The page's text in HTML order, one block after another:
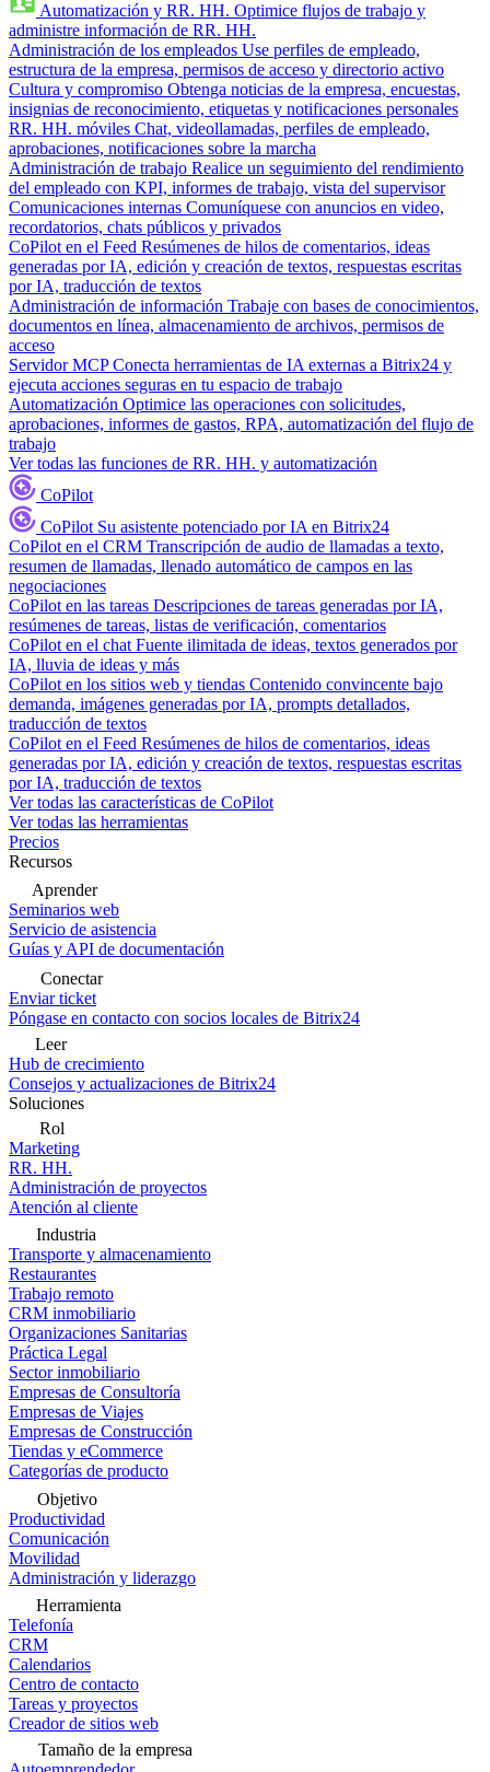
Automatización y RR. HH. Optimice flujos de trabajo y
administre información de RR. HH.
Administración de los empleados Use perfiles de empleado,
estructura de la empresa, permisos de acceso y directorio activo
Cultura y compromiso Obtenga noticias de la empresa, encuestas,
insignias de reconocimiento, etiquetas y notificaciones personales
RR. HH. móviles Chat, videollamadas, perfiles de empleado,
aprobaciones, notificaciones sobre la marcha
Administración de trabajo Realice un seguimiento del rendimiento
del empleado con KPI, informes de trabajo, vista del supervisor
Comunicaciones internas Comuníquese con anuncios en video,
recordatorios, chats públicos y privados
CoPilot en el Feed Resúmenes de hilos de comentarios, ideas
generadas por IA, edición y creación de textos, respuestas escritas
por IA, traducción de textos
Administración de información Trabaje con bases de conocimientos,
documentos en línea, almacenamiento de archivos, permisos de
acceso
Servidor MCP Conecta herramientas de IA externas a Bitrix24 y
ejecuta acciones seguras en tu espacio de trabajo
Automatización Optimice las operaciones con solicitudes,
aprobaciones, informes de gastos, RPA, automatización del flujo de
trabajo
Ver todas las funciones de RR. HH. y automatización
CoPilot
CoPilot Su asistente potenciado por IA en Bitrix24
CoPilot en el CRM Transcripción de audio de llamadas a texto,
resumen de llamadas, llenado automático de campos en las
negociaciones
CoPilot en las tareas Descripciones de tareas generadas por IA,
resúmenes de tareas, listas de verificación, comentarios
CoPilot en el chat Fuente ilimitada de ideas, textos generados por
IA, lluvia de ideas y más
CoPilot en los sitios web y tiendas Contenido convincente bajo
demanda, imágenes generadas por IA, prompts detallados,
traducción de textos
CoPilot en el Feed Resúmenes de hilos de comentarios, ideas
generadas por IA, edición y creación de textos, respuestas escritas
por IA, traducción de textos
Ver todas las características de CoPilot
Ver todas las herramientas
Precios
Recursos
Aprender
Seminarios web
Servicio de asistencia
Guías y API de documentación
Conectar
Enviar ticket
Póngase en contacto con socios locales de Bitrix24
Leer
Hub de crecimiento
Consejos y actualizaciones de Bitrix24
Soluciones
Rol
Marketing
RR. HH.
Administración de proyectos
Atención al cliente
Industria
Transporte y almacenamiento
Restaurantes
Trabajo remoto
CRM inmobiliario
Organizaciones Sanitarias
Práctica Legal
Sector inmobiliario
Empresas de Consultoría
Empresas de Viajes
Empresas de Construcción
Tiendas y eCommerce
Categorías de producto
Objetivo
Productividad
Comunicación
Movilidad
Administración y liderazgo
Herramienta
Telefonía
CRM
Calendarios
Centro de contacto
Tareas y proyectos
Creador de sitios web
Tamaño de la empresa